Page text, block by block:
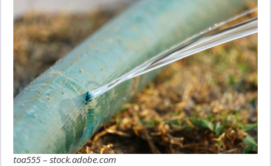
toa555 – stock.adobe.com